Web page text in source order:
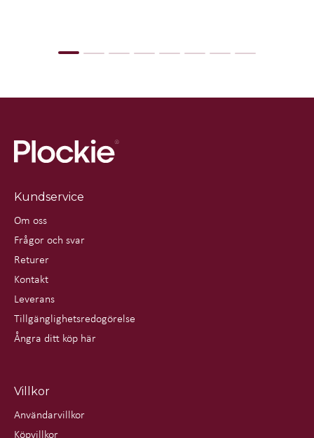
Kundservice
Om oss
Frågor och svar
Returer
Kontakt
Leverans
Tillgänglighetsredogörelse
Ångra ditt köp här
Villkor
Användarvillkor
Köpvillkor